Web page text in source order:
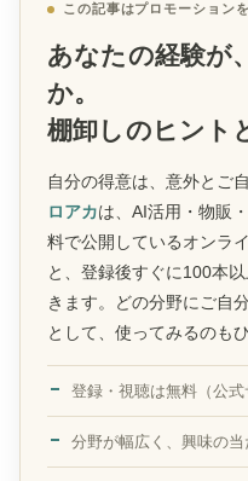
この記事はプロモーション
あなたの経験が
か。
棚卸しのヒント
自分の得意は、意外とご
ロアカは、AI活用・物販
料で公開しているオンラ
と、登録後すぐに100本
きます。どの分野にご自
として、使ってみるのも
登録・視聴は無料（公式
分野が幅広く、興味の